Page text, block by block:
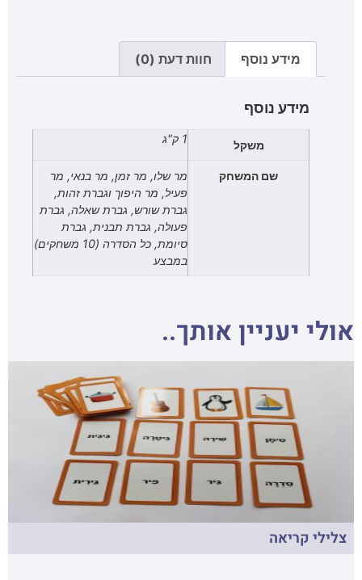
מידע נוסף חוות דעת (0)
מידע נוסף
משקל 1 ק"ג
שם המשחק
מר שלו, מר זמן, מר בנאי, מר
פעיל, מר היפוך וגברת זהות,
גברת שורש, גברת שאלה, גברת
פעולה, גברת תבנית, גברת
סיומת, כל הסדרה (10 משחקים)
במבצע
אולי יעניין אותך..
צלילי קריאה